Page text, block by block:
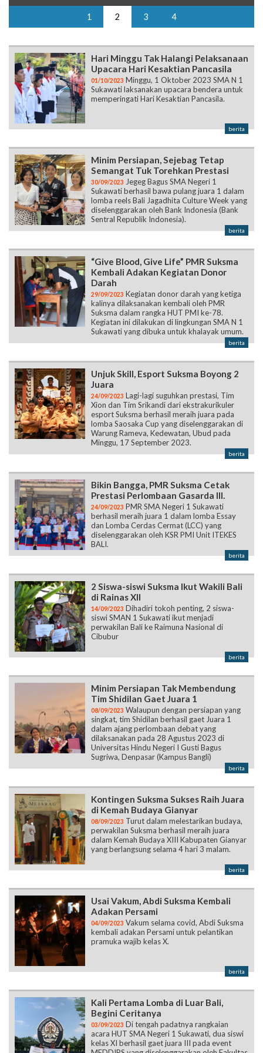
1 2 3 4
Hari Minggu Tak Halangi Pelaksanaan
Upacara Hari Kesaktian Pancasila
01/10/2023 Minggu, 1 Oktober 2023 SMA N 1
Sukawati laksanakan upacara bendera untuk
memperingati Hari Kesaktian Pancasila.
berita
Minim Persiapan, Sejebag Tetap
Semangat Tuk Torehkan Prestasi
30/09/2023 Jegeg Bagus SMA Negeri 1
Sukawati berhasil bawa pulang juara 1 dalam
lomba reels Bali Jagadhita Culture Week yang
diselenggarakan oleh Bank Indonesia (Bank
Sentral Republik Indonesia).
berita
“Give Blood, Give Life” PMR Suksma
Kembali Adakan Kegiatan Donor
Darah
29/09/2023 Kegiatan donor darah yang ketiga
kalinya dilaksanakan kembali oleh PMR
Suksma dalam rangka HUT PMI ke-78.
Kegiatan ini dilakukan di lingkungan SMA N 1
Sukawati yang dibuka untuk khalayak umum.
berita
Unjuk Skill, Esport Suksma Boyong 2
Juara
24/09/2023 Lagi-lagi suguhkan prestasi, Tim
Xion dan Tim Srikandi dari ekstrakurikuler
esport Suksma berhasil meraih juara pada
lomba Saosaka Cup yang diselenggarakan di
Warung Rameva, Kedewatan, Ubud pada
Minggu, 17 September 2023.
berita
Bikin Bangga, PMR Suksma Cetak
Prestasi Perlombaan Gasarda III.
24/09/2023 PMR SMA Negeri 1 Sukawati
berhasil meraih juara 1 dalam lomba Essay
dan Lomba Cerdas Cermat (LCC) yang
diselenggarakan oleh KSR PMI Unit ITEKES
BALI.
berita
2 Siswa-siswi Suksma Ikut Wakili Bali
di Rainas XII
14/09/2023 Dihadiri tokoh penting, 2 siswa-
siswi SMAN 1 Sukawati ikut menjadi
perwakilan Bali ke Raimuna Nasional di
Cibubur
berita
Minim Persiapan Tak Membendung
Tim Shidilan Gaet Juara 1
08/09/2023 Walaupun dengan persiapan yang
singkat, tim Shidilan berhasil gaet Juara 1
dalam ajang perlombaan debat yang
dilaksanakan pada 28 Agustus 2023 di
Universitas Hindu Negeri I Gusti Bagus
Sugriwa, Denpasar (Kampus Bangli)
berita
Kontingen Suksma Sukses Raih Juara
di Kemah Budaya Gianyar
08/09/2023 Turut dalam melestarikan budaya,
perwakilan Suksma berhasil meraih juara
dalam Kemah Budaya XIII Kabupaten Gianyar
yang berlangsung selama 4 hari 3 malam.
berita
Usai Vakum, Abdi Suksma Kembali
Adakan Persami
04/09/2023 Vakum selama covid, Abdi Suksma
kembali adakan Persami untuk pelantikan
pramuka wajib kelas X.
berita
Kali Pertama Lomba di Luar Bali,
Begini Ceritanya
03/09/2023 Di tengah padatnya rangkaian
acara HUT SMA Negeri 1 Sukawati, dua siswi
kelas XI berhasil gaet juara III pada event